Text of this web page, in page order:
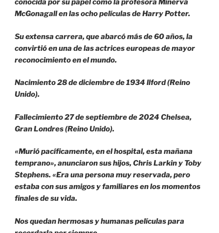
conocida por su papel como la profesora Minerva
McGonagall en las ocho películas de Harry Potter.
Su extensa carrera, que abarcó más de 60 años, la
convirtió en una de las actrices europeas de mayor
reconocimiento en el mundo.
Nacimiento 28 de diciembre de 1934 llford (Reino
Unido).
Fallecimiento 27 de septiembre de 2024 Chelsea,
Gran Londres (Reino Unido).
«Murió pacíficamente, en el hospital, esta mañana
temprano», anunciaron sus hijos, Chris Larkin y Toby
Stephens. «Era una persona muy reservada, pero
estaba con sus amigos y familiares en los momentos
finales de su vida.
Nos quedan hermosas y humanas películas para